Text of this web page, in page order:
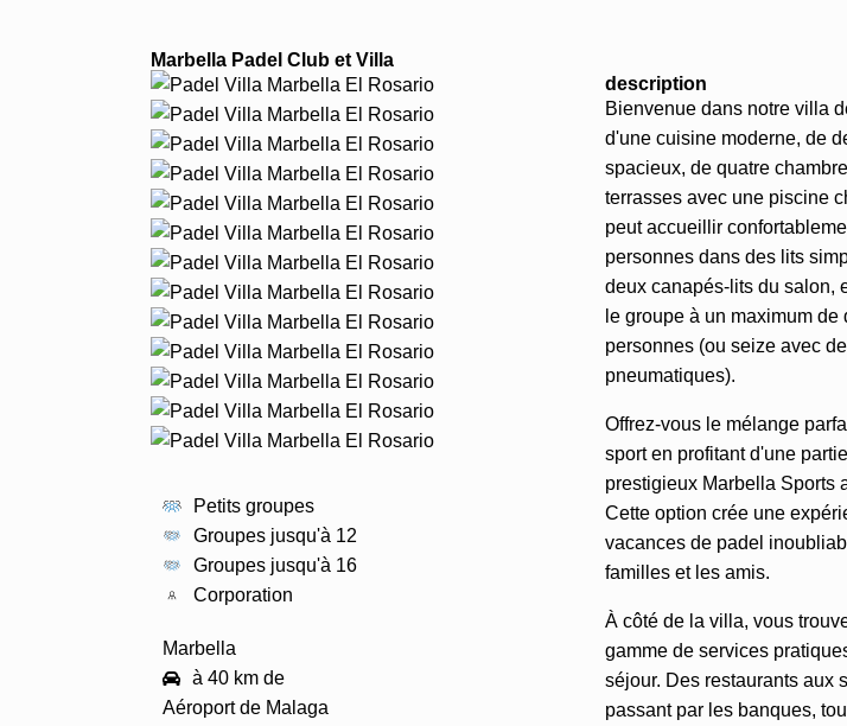
Marbella Padel Club et Villa
PRO
Petits groupes
PRO
Groupes jusqu'à 12
Groupes jusqu'à 16
PRO
ÉQUIPE
Corporation
Marbella
à 40 km de
Aéroport de Malaga
description
Bienvenue dans notre villa
d'une cuisine moderne, de
spacieux, de quatre
terrasses avec une piscine
peut accueillir
personnes dans des lits
deux canapés-lits du salon,
le groupe à un maximum de
personnes (ou seize avec
pneumatiques).
Offrez-vous le mélange
sport en profitant d'une
prestigieux Marbella Sports
Cette option crée une
vacances de padel
familles et les amis.
À côté de la villa, vous
gamme de services
séjour. Des restaurants aux
passant par les banques,